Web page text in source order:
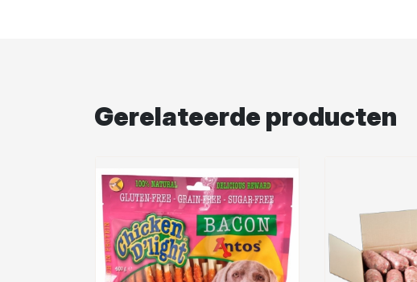
Gerelateerde producten